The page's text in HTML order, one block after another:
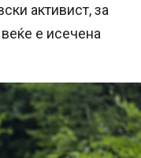
активист, за
е исечена